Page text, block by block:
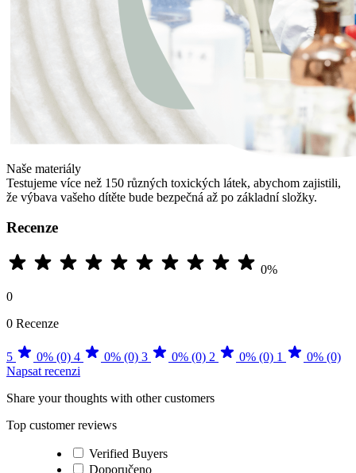
Naše materiály
Testujeme více než 150 různých toxických látek, abychom zajistili,
že výbava vašeho dítěte bude bezpečná až po základní složky.
Recenze
0%
0
0 Recenze
5 0% (0) 4 0% (0) 3 0% (0) 2 0% (0) 1
0% (0)
Napsat recenzi
Share your thoughts with other customers
Top customer reviews
Verified Buyers
Doporučeno